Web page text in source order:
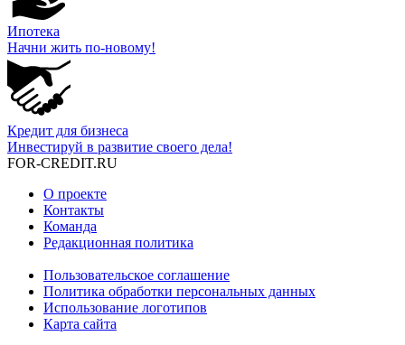
Ипотека
Начни жить по-новому!
Кредит для бизнеса
Инвестируй в развитие своего дела!
FOR-CREDIT.RU
О проекте
Контакты
Команда
Редакционная политика
Пользовательское соглашение
Политика обработки персональных данных
Использование логотипов
Карта сайта